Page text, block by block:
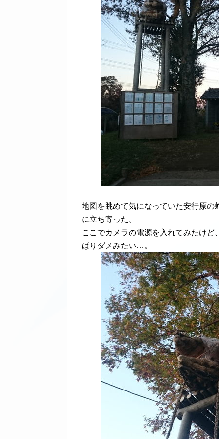
地図を眺めて気になっていた安行原の
に立ち寄った。
ここでカメラの電源を入れてみたけど
ぱりダメみたい…。